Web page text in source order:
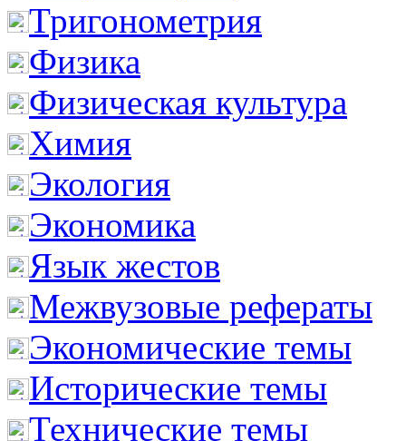
Тригонометрия
Физика
Физическая культура
Химия
Экология
Экономика
Язык жестов
Межвузовые рефераты
Экономические темы
Исторические темы
Технические темы